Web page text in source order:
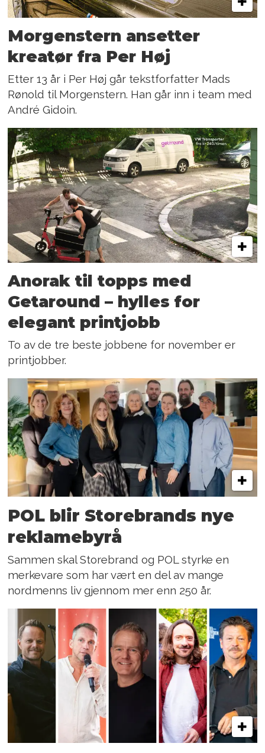
Morgenstern ansetter
kreatør fra Per Høj
Etter 13 år i Per Høj går tekstforfatter Mads
Rønold til Morgenstern. Han går inn i team med
André Gidoin.
Anorak til topps med
Getaround – hylles for
elegant printjobb
To av de tre beste jobbene for november er
printjobber.
POL blir Storebrands nye
reklamebyrå
Sammen skal Storebrand og POL styrke en
merkevare som har vært en del av mange
nordmenns liv gjennom mer enn 250 år.